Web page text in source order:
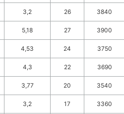
3,2 26 3840
5,18 27 3900
4,53 24 3750
4,3 22 3690
3,77 20 3540
3,2 17 3360